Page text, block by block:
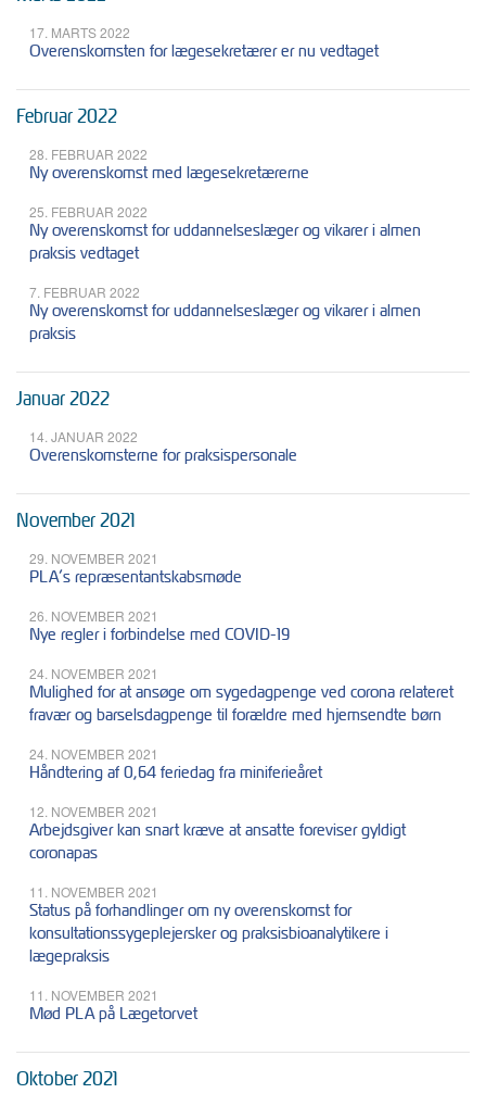
17. MARTS 2022
Overenskomsten for lægesekretærer er nu vedtaget
Februar 2022
28. FEBRUAR 2022
Ny overenskomst med lægesekretærerne
25. FEBRUAR 2022
Ny overenskomst for uddannelseslæger og vikarer i almen
praksis vedtaget
7. FEBRUAR 2022
Ny overenskomst for uddannelseslæger og vikarer i almen
praksis
Januar 2022
14. JANUAR 2022
Overenskomsterne for praksispersonale
November 2021
29. NOVEMBER 2021
PLA’s repræsentantskabsmøde
26. NOVEMBER 2021
Nye regler i forbindelse med COVID-19
24. NOVEMBER 2021
Mulighed for at ansøge om sygedagpenge ved corona relateret
fravær og barselsdagpenge til forældre med hjemsendte børn
24. NOVEMBER 2021
Håndtering af 0,64 feriedag fra miniferieåret
12. NOVEMBER 2021
Arbejdsgiver kan snart kræve at ansatte foreviser gyldigt
coronapas
11. NOVEMBER 2021
Status på forhandlinger om ny overenskomst for
konsultationssygeplejersker og praksisbioanalytikere i
lægepraksis
11. NOVEMBER 2021
Mød PLA på Lægetorvet
Oktober 2021